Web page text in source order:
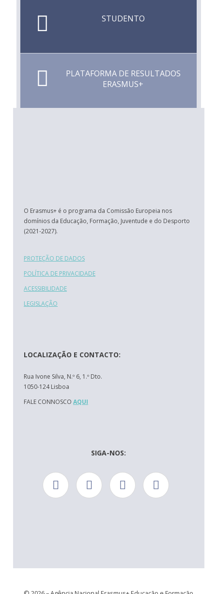
STUDENTO
PLATAFORMA DE RESULTADOS
ERASMUS+
O Erasmus+ é o programa da Comissão Europeia nos
domínios da Educação, Formação, Juventude e do Desporto
(2021-2027).
PROTEÇÃO DE DADOS
POLÍTICA DE PRIVACIDADE
ACESSIBILIDADE
LEGISLAÇÃO
LOCALIZAÇÃO E CONTACTO:
Rua Ivone Silva, N.º 6, 1.º Dto.
1050-124 Lisboa
FALE CONNOSCO AQUI
SIGA-NOS: